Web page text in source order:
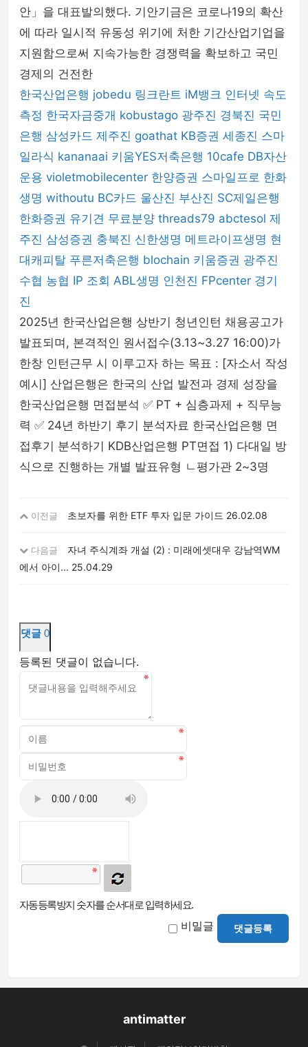
안」을 대표발의했다. 기안기금은 코로나19의 확산
에 따라 일시적 유동성 위기에 처한 기간산업기업을
지원함으로써 지속가능한 경쟁력을 확보하고 국민
경제의 건전한
한국산업은행 jobedu 링크란트 iM뱅크 인터넷 속도
측정 한국자금중개 kobustago 광주진 경북진 국민
은행 삼성카드 제주진 goathat KB증권 세종진 스마
일라식 kananaai 키움YES저축은행 10cafe DB자산
운용 violetmobilecenter 한양증권 스마일프로 한화
생명 withoutu BC카드 울산진 부산진 SC제일은행
한화증권 유기견 무료분양 threads79 abctesol 제
주진 삼성증권 충북진 신한생명 메트라이프생명 현
대캐피탈 푸른저축은행 blochain 키움증권 광주진
수협 농협 IP 조회 ABL생명 인천진 FPcenter 경기
진
2025년 한국산업은행 상반기 청년인턴 채용공고가
발표되며, 본격적인 원서접수(3.13~3.27 16:00)가
한창 인턴근무 시 이루고자 하는 목표 : [자소서 작성
예시] 산업은행은 한국의 산업 발전과 경제 성장을
한국산업은행 면접분석 ✅ PT + 심층과제 + 직무능
력 ✅ 24년 하반기 후기 분석자료 한국산업은행 면
접후기 분석하기 KDB산업은행 PT면접 1) 다대일 방
식으로 진행하는 개별 발표유형 ㄴ평가관 2~3명
이전글 초보자를 위한 ETF 투자 입문 가이드 26.02.08
다음글
자녀 주식계좌 개설 (2) : 미래에셋대우 강남역WM
에서 아이... 25.04.29
댓글 0
등록된 댓글이 없습니다.
자동등록방지 숫자를 순서대로 입력하세요.
비밀글 댓글등록
antimatter